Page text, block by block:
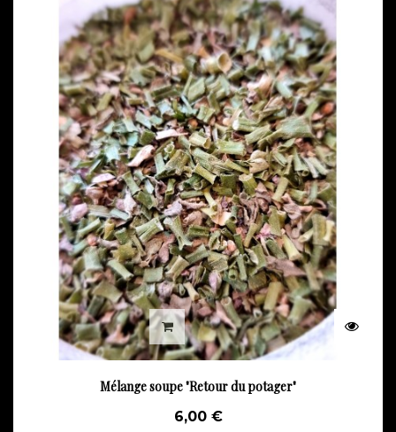
Mélange soupe "Retour du potager"
6,00 €